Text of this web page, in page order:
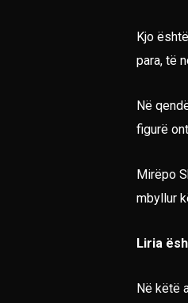
Kjo
para, të
Në
figurë
Mirëpo
mbyllur
Liria
Në këtë